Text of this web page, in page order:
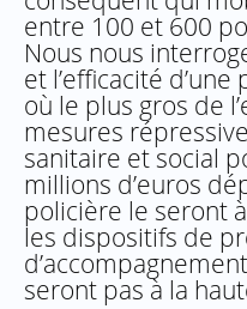
entre 100 et 600
Nous nous
et l’efficacité
où le plus gros de
mesures
sanitaire et social
millions d’euros
policière le seront
les dispositifs de
seront pas à la